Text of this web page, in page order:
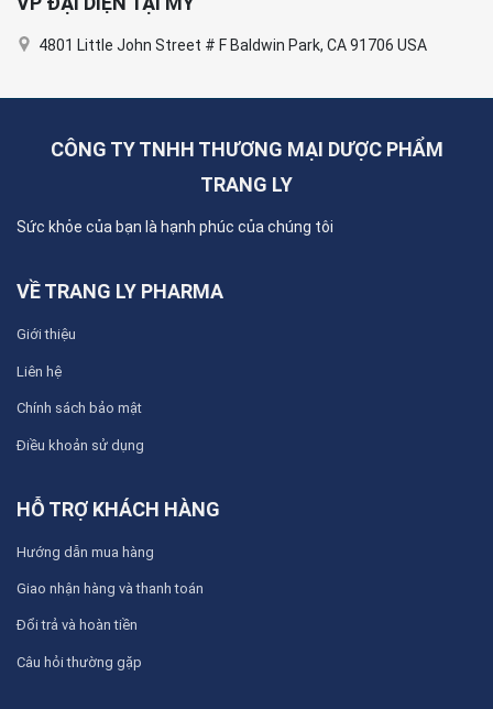
4801 Little John Street # F Baldwin Park, CA 91706 USA
CÔNG TY TNHH THƯƠNG MẠI DƯỢC PHẨM
TRANG LY
Sức khỏe của bạn là hạnh phúc của chúng tôi
VỀ TRANG LY PHARMA
Giới thiệu
Liên hệ
Chính sách bảo mật
Điều khoản sử dụng
HỖ TRỢ KHÁCH HÀNG
Hướng dẫn mua hàng
Giao nhận hàng và thanh toán
Đổi trả và hoàn tiền
Câu hỏi thường gặp